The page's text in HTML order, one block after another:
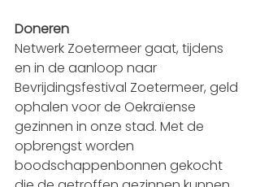
Doneren
Netwerk Zoetermeer gaat, tijdens
en in de aanloop naar
Bevrijdingsfestival Zoetermeer, geld
ophalen voor de Oekraïense
gezinnen in onze stad. Met de
opbrengst worden
boodschappenbonnen gekocht